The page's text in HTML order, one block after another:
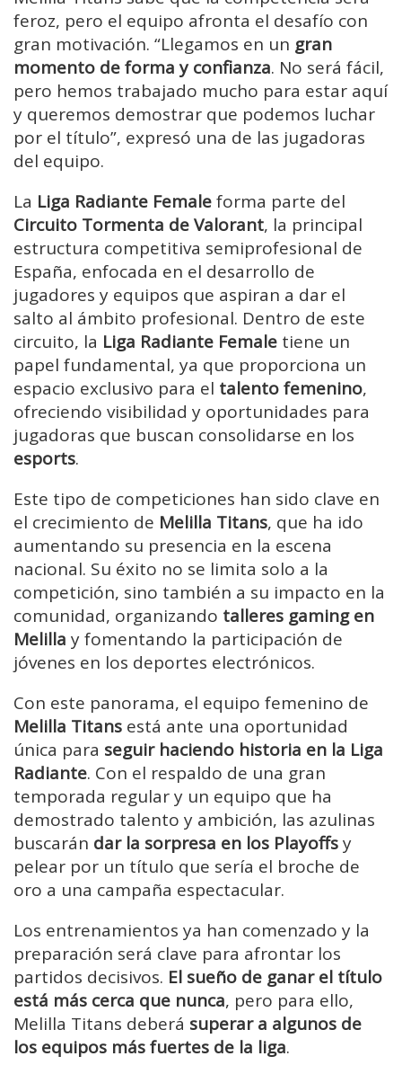
feroz, pero el equipo afronta el desafío con
gran motivación. “Llegamos en un gran
momento de forma y confianza. No será fácil,
pero hemos trabajado mucho para estar aquí
y queremos demostrar que podemos luchar
por el título”, expresó una de las jugadoras
del equipo.
La Liga Radiante Femaleforma parte del
Circuito Tormenta de Valorant, la principal
estructura competitiva semiprofesional de
España, enfocada en el desarrollo de
jugadores y equipos que aspiran a dar el
salto al ámbito profesional. Dentro de este
circuito, la Liga Radiante Female tiene un
papel fundamental, ya que proporciona un
espacio exclusivo para el talento femenino,
ofreciendo visibilidad y oportunidades para
jugadoras que buscan consolidarse en los
esports.
Este tipo de competiciones han sido clave en
el crecimiento de Melilla Titans, que ha ido
aumentando su presencia en la escena
nacional. Su éxito no se limita solo a la
competición, sino también a su impacto en la
comunidad, organizando talleres gaming en
Melilla y fomentando la participación de
jóvenes en los deportes electrónicos.
Con este panorama, el equipo femenino de
Melilla Titans está ante una oportunidad
única para seguir haciendo historia en la Liga
Radiante. Con el respaldo de una gran
temporada regular y un equipo que ha
demostrado talento y ambición, las azulinas
buscarán dar la sorpresa en los Playoffsy
pelear por un título que sería el broche de
oro a una campaña espectacular.
Los entrenamientos ya han comenzado y la
preparación será clave para afrontar los
partidos decisivos. El sueño de ganar el título
está más cerca que nunca, pero para ello,
Melilla Titans deberá superar a algunos de
los equipos más fuertes de la liga.